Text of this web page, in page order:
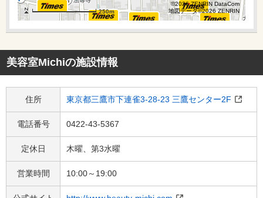
250m
©2026 ZENRIN DataCom
地図データ©2026 ZENRIN
250m
©2026 ZENRIN DataCom
地図データ©2026 ZENRIN
美容室Michiの施設情報
住所 東京都三鷹市下連雀3-28-23 三鷹センター2F
電話番号 0422-43-5367
定休日 木曜、第3水曜
営業時間 10:00～19:00